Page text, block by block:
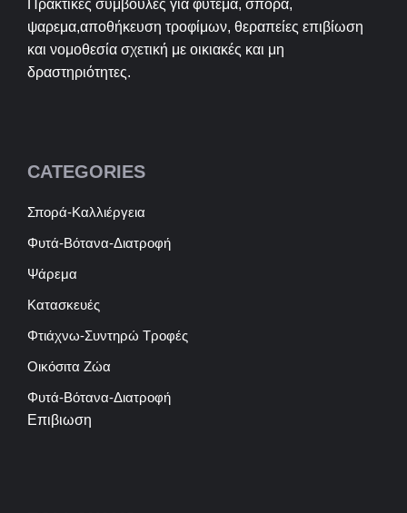
Πρακτικές συμβουλές για φύτεμα, σπορά,
ψαρεμα,αποθήκευση τροφίμων, θεραπείες επιβίωση
και νομοθεσία σχετική με οικιακές και μη
δραστηριότητες.
CATEGORIES
Σπορά-Καλλιέργεια
Φυτά-Βότανα-Διατροφή
Ψάρεμα
Κατασκευές
Φτιάχνω-Συντηρώ Τροφές
Οικόσιτα Ζώα
Φυτά-Βότανα-Διατροφή
Επιβιωση